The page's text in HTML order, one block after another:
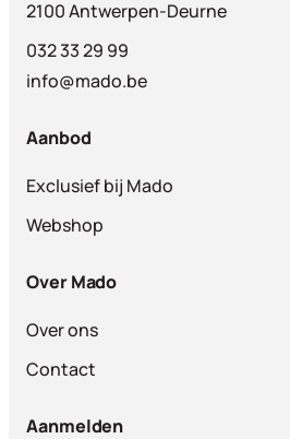
2100 Antwerpen-Deurne
032 33 29 99
info@mado.be
Aanbod
Exclusief bij Mado
Webshop
Over Mado
Over ons
Contact
Aanmelden